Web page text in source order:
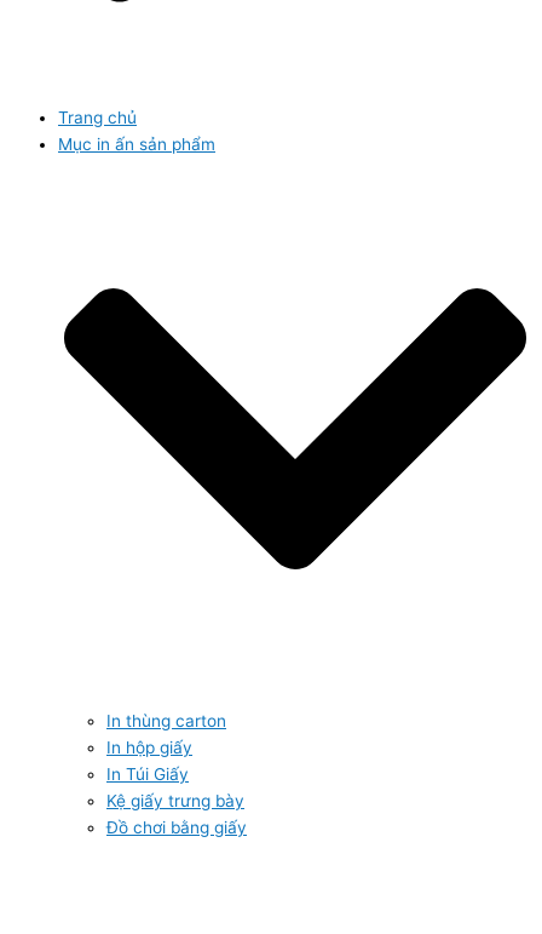
Trang chủ
Mục in ấn sản phẩm
In thùng carton
In hộp giấy
In Túi Giấy
Kệ giấy trưng bày
Đồ chơi bằng giấy